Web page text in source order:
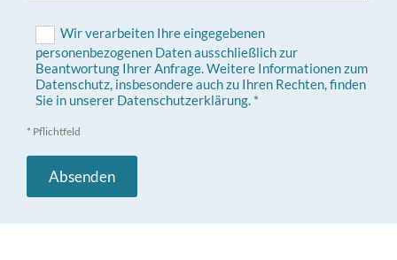
Wir verarbeiten Ihre eingegebenen
personenbezogenen Daten ausschließlich zur
Beantwortung Ihrer Anfrage. Weitere Informationen zum
Datenschutz, insbesondere auch zu Ihren Rechten, finden
Sie in unserer Datenschutzerklärung. *
* Pflichtfeld